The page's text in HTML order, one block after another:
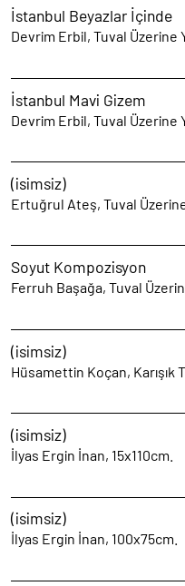
İstanbul Beyazlar İçinde
Devrim Erbil, Tuval Üzerine
İstanbul Mavi Gizem
Devrim Erbil, Tuval Üzerine
(isimsiz)
Ertuğrul Ateş, Tuval Üzerine
Soyut Kompozisyon
Ferruh Başağa, Tuval
(isimsiz)
Hüsamettin Koçan, Karışık
(isimsiz)
İlyas Ergin İnan, 15x110cm.
(isimsiz)
İlyas Ergin İnan, 100x75cm.